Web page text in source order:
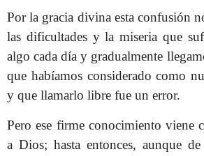
Por la gracia divina esta confusión
las dificultades y la miseria que
algo cada día y gradualmente
que habíamos considerado como
y que llamarlo libre fue un error.
Pero ese firme conocimiento viene
a Dios; hasta entonces, aunque